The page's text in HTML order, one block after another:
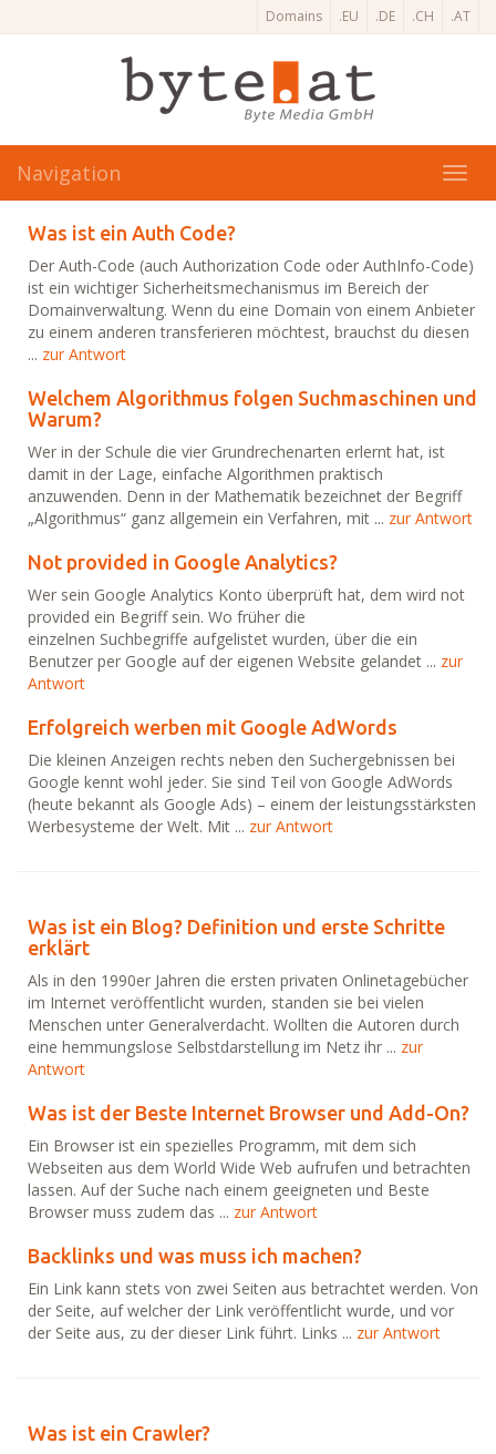
Domains .EU .DE .CH .AT
Navigation
Was ist ein Auth Code?
Der Auth-Code (auch Authorization Code oder AuthInfo-Code)
ist ein wichtiger Sicherheitsmechanismus im Bereich der
Domainverwaltung. Wenn du eine Domain von einem Anbieter
zu einem anderen transferieren möchtest, brauchst du diesen
... zur Antwort
Welchem Algorithmus folgen Suchmaschinen und
Warum?
Wer in der Schule die vier Grundrechenarten erlernt hat, ist
damit in der Lage, einfache Algorithmen praktisch
anzuwenden. Denn in der Mathematik bezeichnet der Begriff
„Algorithmus“ ganz allgemein ein Verfahren, mit ... zur Antwort
Not provided in Google Analytics?
Wer sein Google Analytics Konto überprüft hat, dem wird not
provided ein Begriff sein. Wo früher die
einzelnen Suchbegriffe aufgelistet wurden, über die ein
Benutzer per Google auf der eigenen Website gelandet ... zur
Antwort
Erfolgreich werben mit Google AdWords
Die kleinen Anzeigen rechts neben den Suchergebnissen bei
Google kennt wohl jeder. Sie sind Teil von Google AdWords
(heute bekannt als Google Ads) – einem der leistungsstärksten
Werbesysteme der Welt. Mit ... zur Antwort
Was ist ein Blog? Definition und erste Schritte
erklärt
Als in den 1990er Jahren die ersten privaten Onlinetagebücher
im Internet veröffentlicht wurden, standen sie bei vielen
Menschen unter Generalverdacht. Wollten die Autoren durch
eine hemmungslose Selbstdarstellung im Netz ihr ... zur
Antwort
Was ist der Beste Internet Browser und Add-On?
Ein Browser ist ein spezielles Programm, mit dem sich
Webseiten aus dem World Wide Web aufrufen und betrachten
lassen. Auf der Suche nach einem geeigneten und Beste
Browser muss zudem das ... zur Antwort
Backlinks und was muss ich machen?
Ein Link kann stets von zwei Seiten aus betrachtet werden. Von
der Seite, auf welcher der Link veröffentlicht wurde, und vor
der Seite aus, zu der dieser Link führt. Links ... zur Antwort
Was ist ein Crawler?